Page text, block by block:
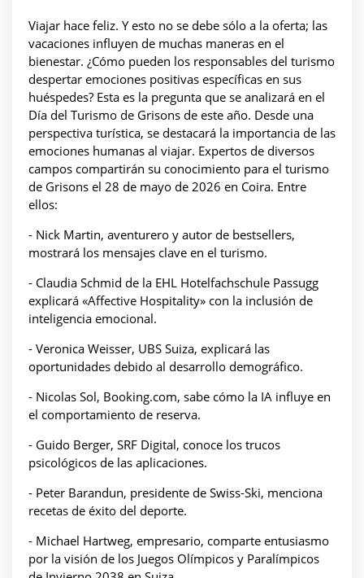
Viajar hace feliz. Y esto no se debe sólo a la oferta; las
vacaciones influyen de muchas maneras en el
bienestar. ¿Cómo pueden los responsables del turismo
despertar emociones positivas específicas en sus
huéspedes? Esta es la pregunta que se analizará en el
Día del Turismo de Grisons de este año. Desde una
perspectiva turística, se destacará la importancia de las
emociones humanas al viajar. Expertos de diversos
campos compartirán su conocimiento para el turismo
de Grisons el 28 de mayo de 2026 en Coira. Entre
ellos:
- Nick Martin, aventurero y autor de bestsellers,
mostrará los mensajes clave en el turismo.
- Claudia Schmid de la EHL Hotelfachschule Passugg
explicará «Affective Hospitality» con la inclusión de
inteligencia emocional.
- Veronica Weisser, UBS Suiza, explicará las
oportunidades debido al desarrollo demográfico.
- Nicolas Sol, Booking.com, sabe cómo la IA influye en
el comportamiento de reserva.
- Guido Berger, SRF Digital, conoce los trucos
psicológicos de las aplicaciones.
- Peter Barandun, presidente de Swiss-Ski, menciona
recetas de éxito del deporte.
- Michael Hartweg, empresario, comparte entusiasmo
por la visión de los Juegos Olímpicos y Paralímpicos